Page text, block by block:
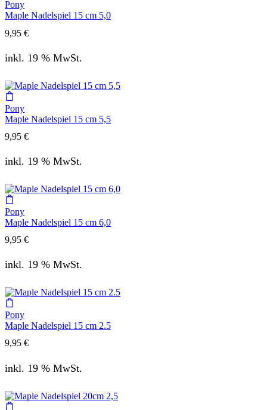
Pony
Maple Nadelspiel 15 cm 5,0
9,95 €
inkl. 19 % MwSt.
Pony
Maple Nadelspiel 15 cm 5,5
9,95 €
inkl. 19 % MwSt.
Pony
Maple Nadelspiel 15 cm 6,0
9,95 €
inkl. 19 % MwSt.
Pony
Maple Nadelspiel 15 cm 2.5
9,95 €
inkl. 19 % MwSt.